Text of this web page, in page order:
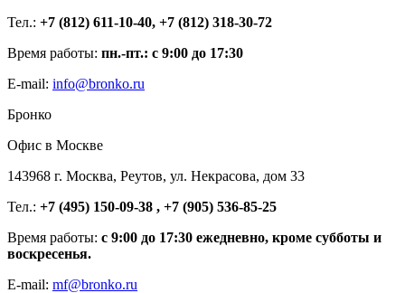
Тел.: +7 (812) 611-10-40, +7 (812) 318-30-72
Время работы: пн.-пт.: с 9:00 до 17:30
E-mail: info@bronko.ru
Бронко
Офис в Москве
143968 г. Москва, Реутов, ул. Некрасова, дом 33
Тел.: +7 (495) 150-09-38 , +7 (905) 536-85-25
Время работы: с 9:00 до 17:30 ежедневно, кроме субботы и
воскресенья.
E-mail: mf@bronko.ru